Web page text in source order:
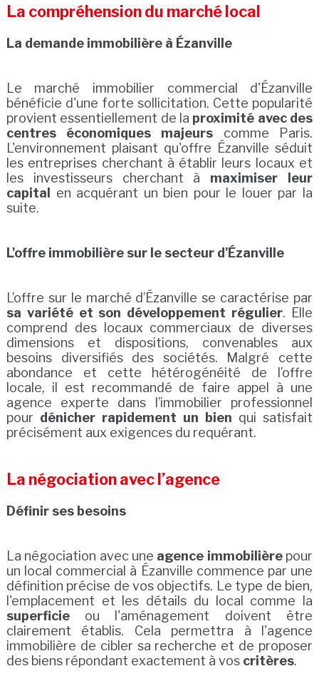
La compréhension du marché local
La demande immobilière à Ézanville
Le marché immobilier commercial d'Ézanville
bénéficie d'une forte sollicitation. Cette popularité
provient essentiellement de la proximité avec des
centres économiques majeurs comme Paris.
L'environnement plaisant qu'offre Ézanville séduit
les entreprises cherchant à établir leurs locaux et
les investisseurs cherchant à maximiser leur
capital
en acquérant un bien pour le louer par la
suite.
L'offre immobilière sur le secteur d'Ézanville
L’offre sur le marché d’Ézanville se caractérise par
sa variété et son développement régulier. Elle
comprend des locaux commerciaux de diverses
dimensions et dispositions, convenables aux
besoins diversifiés des sociétés. Malgré cette
abondance et cette hétérogénéité de l’offre
locale, il est recommandé de faire appel à une
agence experte dans l’immobilier professionnel
pour dénicher rapidement un bien qui satisfait
précisément aux exigences du requérant.
La négociation avec l’agence
Définir ses besoins
La négociation avec une agence immobilièrepour
un local commercial à Ézanville commence par une
définition précise de vos objectifs. Le type de bien,
l'emplacement et les détails du local comme la
superficieou l'aménagement doivent être
clairement établis. Cela permettra à l'agence
immobilière de cibler sa recherche et de proposer
des biens répondant exactement à vos critères.